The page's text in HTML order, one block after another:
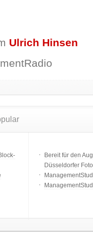
Ulrich Hinsen
Bereit für den
Düsseldorfer